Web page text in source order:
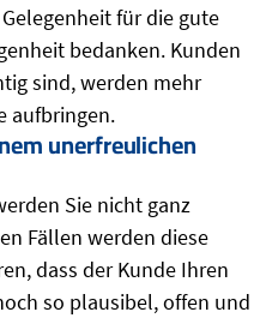
für die gute
bedanken. Kunden
sind, werden mehr
aufbringen.
unerfreulichen
Sie nicht ganz
Fällen werden diese
dass der Kunde Ihren
so plausibel, offen und